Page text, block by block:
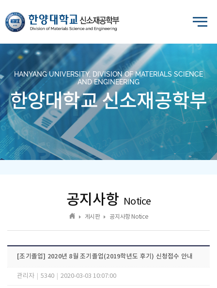
HANYANG UNIVERSITY, DIVISION OF MATERIALS SCIENCE
AND ENGINEERING
한양대학교 신소재공학부
공지사항 Notice
게시판 공지사항 Notice
[조기졸업] 2020년 8월 조기졸업(2019학년도 후기) 신청접수 안내
관리자 5340 2020-03-03 10:07:00